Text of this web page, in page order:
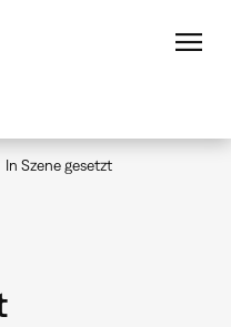
In Szene gesetzt